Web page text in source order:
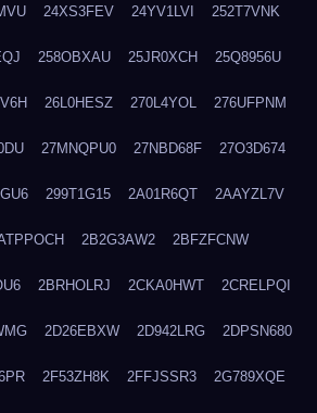
24XS3FEV 24YV1LVI 252T7VNK
258OBXAU 25JR0XCH 25Q8956U
26L0HESZ 270L4YOL 276UFPNM
27MNQPU0 27NBD68F 27O3D674
299T1G15 2A01R6QT 2AAYZL7V
2B2G3AW2 2BFZFCNW
2BRHOLRJ 2CKA0HWT 2CRELPQI
2D26EBXW 2D942LRG 2DPSN680
2F53ZH8K 2FFJSSR3 2G789XQE